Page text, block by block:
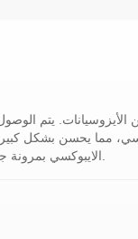
مما يحسن بشكل